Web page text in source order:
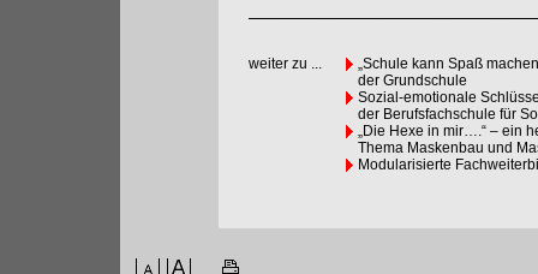
weiter zu ...
„Schule kann Spaß
der Grundschule
Sozial-emotionale
der Berufsfachschule für
„Die Hexe in mir….“ – ein
Thema Maskenbau und
Modularisierte